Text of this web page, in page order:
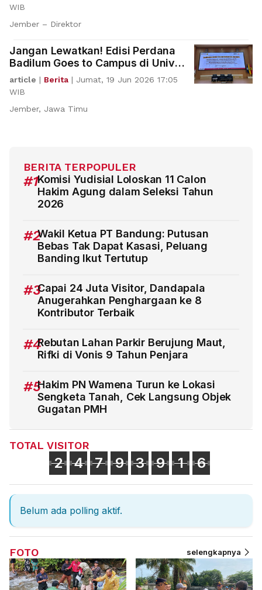
WIB
Jember – Direktor
Jangan Lewatkan! Edisi Perdana
Badilum Goes to Campus di Univ
Jember
article | Berita | Jumat, 19 Jun 2026 17:05
WIB
Jember, Jawa Timu
BERITA TERPOPULER
#1Komisi Yudisial Loloskan 11 Calon
Hakim Agung dalam Seleksi Tahun
2026
#2Wakil Ketua PT Bandung: Putusan
Bebas Tak Dapat Kasasi, Peluang
Banding Ikut Tertutup
#3Capai 24 Juta Visitor, Dandapala
Anugerahkan Penghargaan ke 8
Kontributor Terbaik
#4Rebutan Lahan Parkir Berujung Maut,
Rifki di Vonis 9 Tahun Penjara
#5Hakim PN Wamena Turun ke Lokasi
Sengketa Tanah, Cek Langsung Objek
Gugatan PMH
TOTAL VISITOR
2 4 7 9 3 9 1 6
Belum ada polling aktif.
FOTO selengkapnya